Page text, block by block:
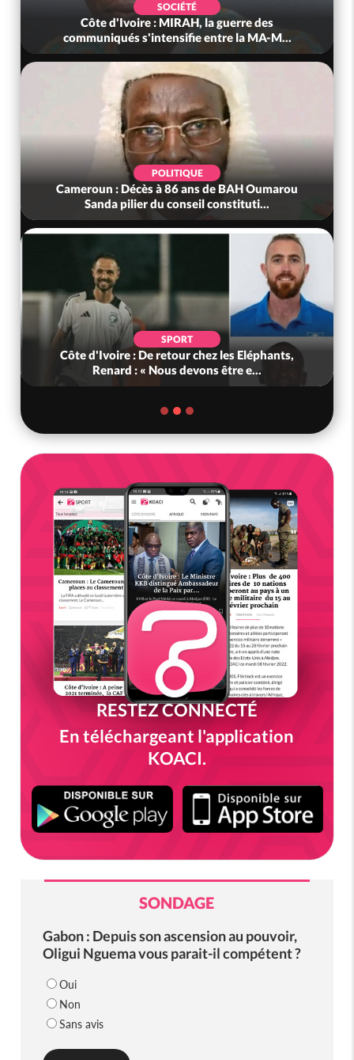
SOCIÉTÉ
Côte d'Ivoire : MIRAH, la guerre des
communiqués s'intensifie entre la MA-M...
POLITIQUE
Cameroun : Décès à 86 ans de BAH Oumarou
Sanda pilier du conseil constituti...
SPORT
Côte d'Ivoire : De retour chez les Eléphants,
Renard : « Nous devons être e...
RESTEZ CONNECTÉ
En téléchargeant l'application
KOACI.
SONDAGE
Gabon : Depuis son ascension au pouvoir,
Oligui Nguema vous parait-il compétent ?
Oui
Non
Sans avis